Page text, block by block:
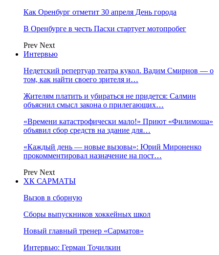
Как Оренбург отметит 30 апреля День города
В Оренбурге в честь Пасхи стартует мотопробег
Prev Next
Интервью
Недетский репертуар театра кукол. Вадим Смирнов — о
том, как найти своего зрителя и…
Жителям платить и убираться не придется: Салмин
объяснил смысл закона о прилегающих…
«Времени катастрофически мало!» Приют «Филимоша»
объявил сбор средств на здание для…
«Каждый день — новые вызовы»: Юрий Мироненко
прокомментировал назначение на пост…
Prev Next
ХК САРМАТЫ
Вызов в сборную
Сборы выпускников хоккейных школ
Новый главный тренер «Сарматов»
Интервью: Герман Точилкин